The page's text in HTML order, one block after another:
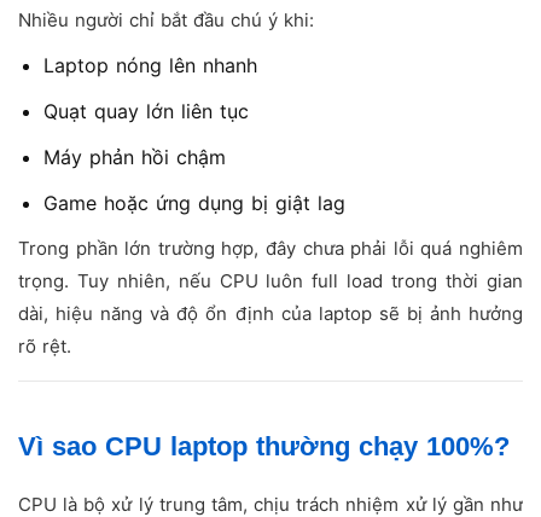
Nhiều người chỉ bắt đầu chú ý khi:
Laptop nóng lên nhanh
Quạt quay lớn liên tục
Máy phản hồi chậm
Game hoặc ứng dụng bị giật lag
Trong phần lớn trường hợp, đây chưa phải lỗi quá nghiêm
trọng. Tuy nhiên, nếu CPU luôn full load trong thời gian
dài, hiệu năng và độ ổn định của laptop sẽ bị ảnh hưởng
rõ rệt.
Vì sao CPU laptop thường chạy 100%?
CPU là bộ xử lý trung tâm, chịu trách nhiệm xử lý gần như